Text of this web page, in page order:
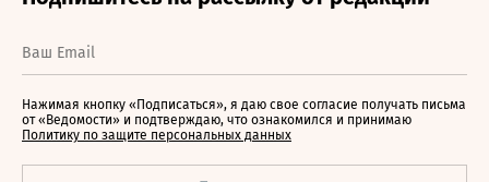
Нажимая кнопку «Подписаться», я даю свое согласие получать письма
от «Ведомости» и подтверждаю, что ознакомился и принимаю
Политику по защите персональных данных